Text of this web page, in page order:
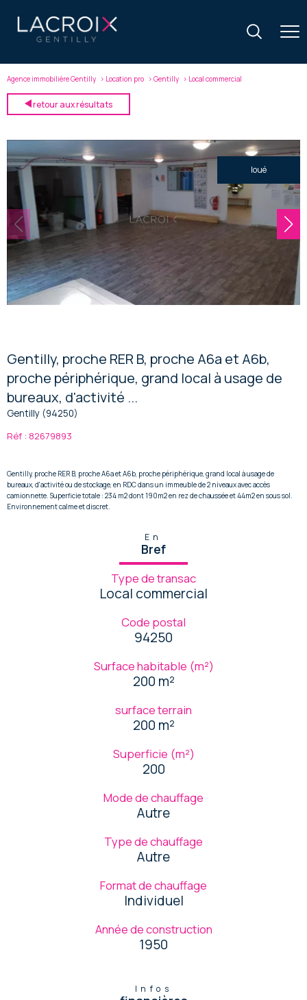
Agence immobilière Gentilly Location pro Gentilly Local commercial
retour aux résultats
loué
Gentilly, proche RER B, proche A6a et A6b,
proche périphérique, grand local à usage de
bureaux, d'activité ...
Gentilly (94250)
Réf : 82679893
Gentilly, proche RER B, proche A6a et A6b, proche périphérique, grand local à usage de
bureaux, d'activité ou de stockage, en RDC dans un immeuble de 2 niveaux avec accès
camionnette. Superficie totale : 234 m2 dont 190m2 en rez de chaussée et 44m2 en sous sol.
Environnement calme et discret.
En
Bref
Type de transac
Local commercial
Code postal
94250
Surface habitable (m²)
200 m²
surface terrain
200 m²
Superficie (m²)
200
Mode de chauffage
Autre
Type de chauffage
Autre
Format de chauffage
Individuel
Année de construction
1950
Infos